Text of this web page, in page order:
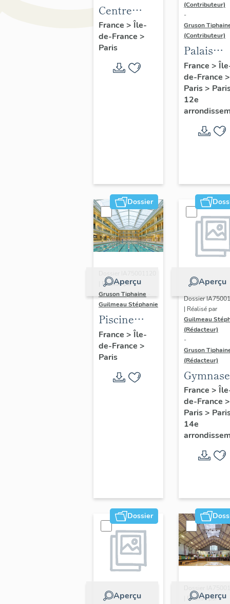
Centre
sportif Léo-
Lagrange
France > Île-
de-France >
Paris
(Contributeur)
-
Gruson
(Contributeur)
Palais
de Paris-
Bercy,
Accor
hôtels
France >
de-France >
Paris>
12e
Dossier
Aperçu
| Réalisé par
Gruson Tiphaine
Guilmeau Stéphanie
Piscine
Pontoise
France > Île-
de-France >
Paris
Aperçu
Dossier
| Réalisé par
Guilmeau
(Rédacteur)
-
Gruson
(Rédacteur)
Gymnase
France >
de-France >
Paris>
14e
Dossier
Aperçu Aperçu
| Réalisé par